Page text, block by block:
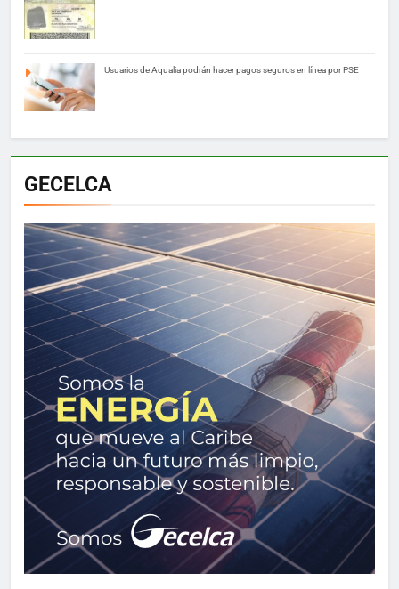
Usuarios de Aqualia podrán hacer pagos seguros en línea por PSE
GECELCA